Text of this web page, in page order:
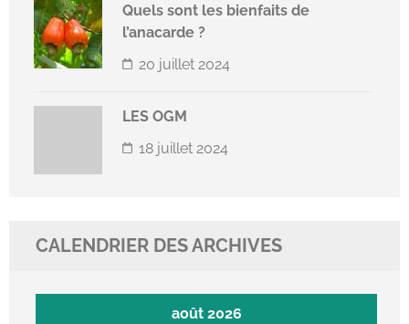
Quels sont les bienfaits de
l’anacarde ?
20 juillet 2024
LES OGM
18 juillet 2024
CALENDRIER DES ARCHIVES
août 2026